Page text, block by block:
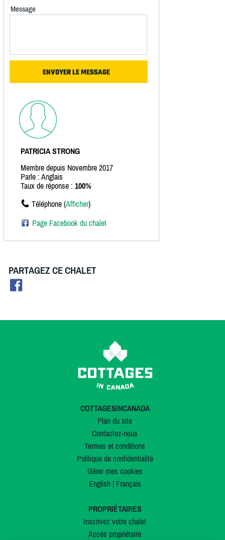
Message
PATRICIA STRONG
Membre depuis Novembre 2017
Parle : Anglais
Taux de réponse : 100%
Téléphone (Afficher)
Page Facebook du chalet
PARTAGEZ CE CHALET
COTTAGESINCANADA
Plan du site
Contactez-nous
Termes et conditions
Politique de confidentialité
Gérer mes cookies
English| Français
PROPRIÉTAIRES
Inscrivez votre chalet
Accès propriétaire